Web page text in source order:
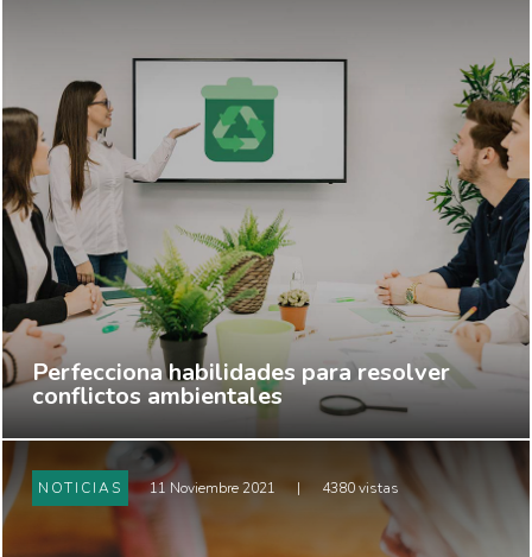
Perfecciona habilidades para resolver
conflictos ambientales
NOTICIAS 11 Noviembre 2021 | 4380 vistas